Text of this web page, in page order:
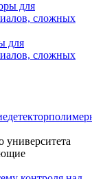
для
сложных
детектор
университета